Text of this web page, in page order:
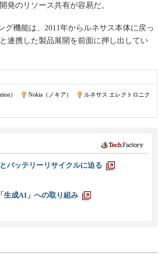
発のリソース共有が容易だ。
機能は、2011年からルネサス本体に戻っ
連携した製品展開を前面に押し出してい
） Nokia（ノキア）
ルネサス エレクトロニク
バッテリーリサイクルに迫る
生成AI」への取り組み